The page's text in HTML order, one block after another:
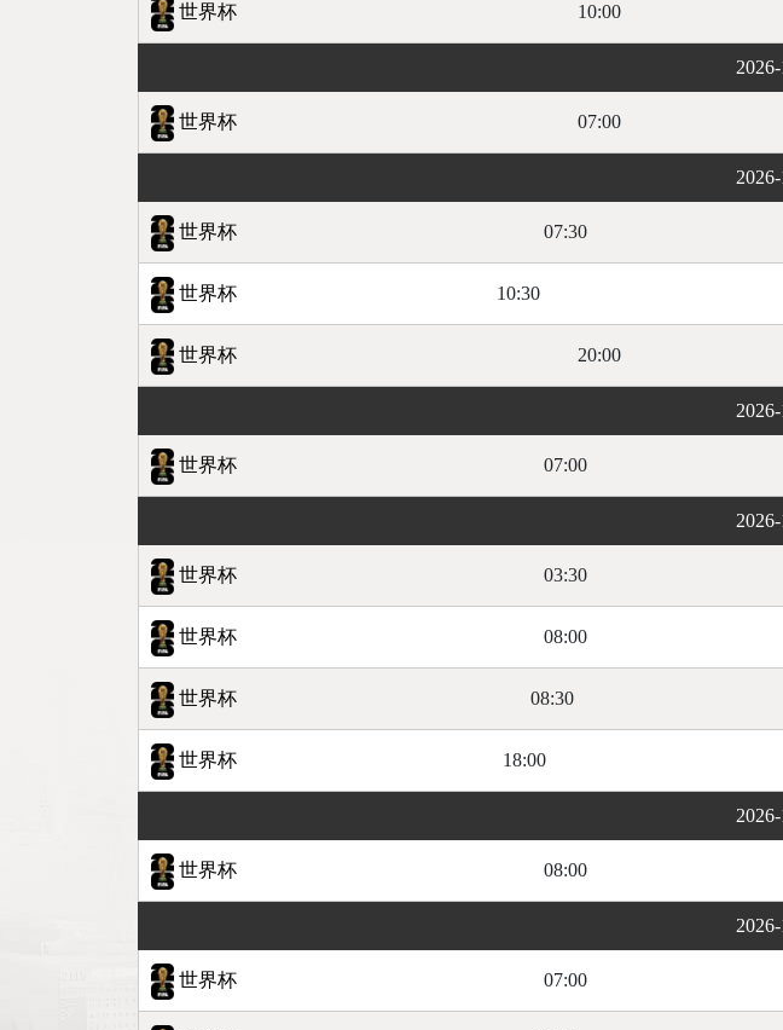
世界杯 10:00
世界杯 07:00
世界杯 07:30
世界杯 10:30
世界杯 20:00
世界杯 07:00
世界杯 03:30
世界杯 08:00
世界杯 08:30
世界杯 18:00
世界杯 08:00
世界杯 07:00